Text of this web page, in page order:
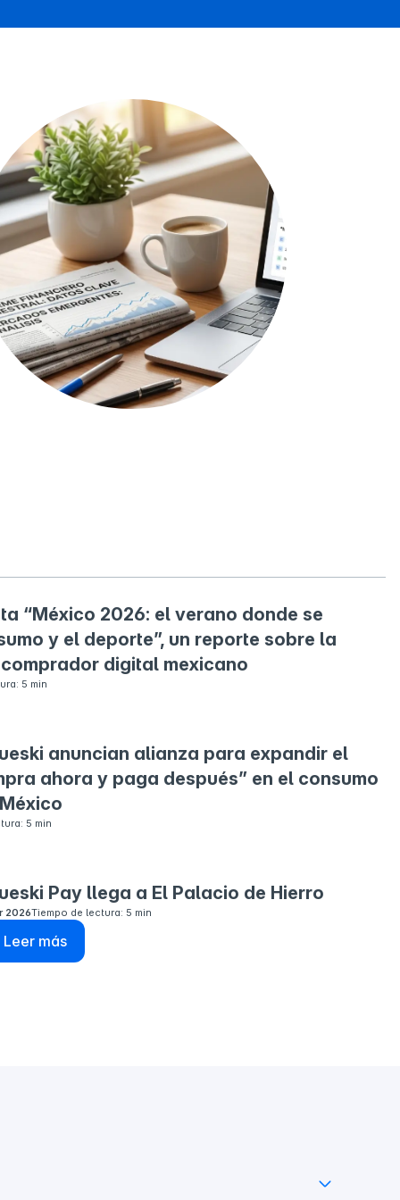
“México 2026: el verano donde se
y el deporte”, un reporte sobre la
digital mexicano
5 min
anuncian alianza para expandir el
ahora y paga después” en el consumo
5 min
Pay llega a El Palacio de Hierro
2026Tiempo de lectura: 5 min
Leer más